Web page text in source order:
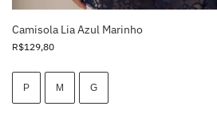
Camisola Lia Azul Marinho
R$129,80
P M G